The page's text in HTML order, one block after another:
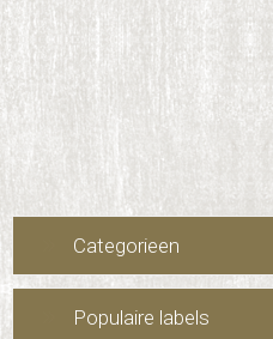
Categorieen
Populaire labels